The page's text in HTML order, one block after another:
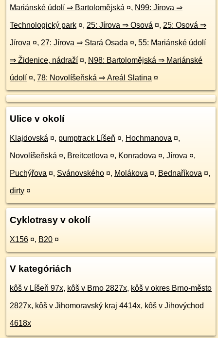
Mariánské údolí ⇒ Bartolomějská ¤, N99: Jírova ⇒
Technologický park ¤, 25: Jírova ⇒ Osová ¤, 25: Osová ⇒
Jírova ¤, 27: Jírova ⇒ Stará Osada ¤, 55: Mariánské údolí
⇒ Židenice, nádraží ¤, N98: Bartolomějská ⇒ Mariánské
údolí ¤, 78: Novolíšeňská ⇒ Areál Slatina ¤
Ulice v okolí
Klajdovská ¤, pumptrack Líšeň ¤, Hochmanova ¤,
Novolíšeňská ¤, Breitcetlova ¤, Konradova ¤, Jírova ¤,
Puchýřova ¤, Svánovského ¤, Molákova ¤, Bednaříkova ¤,
dirty ¤
Cyklotrasy v okolí
X156 ¤, B20 ¤
V kategóriách
kôš v Líšeň 97x, kôš v Brno 2827x, kôš v okres Brno-město
2827x, kôš v Jihomoravský kraj 4414x, kôš v Jihovýchod
4618x